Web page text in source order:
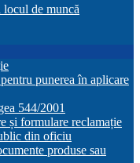
locul de muncă
punerea în aplicare
544/2001
și formulare reclamație
din oficiu
produse sau